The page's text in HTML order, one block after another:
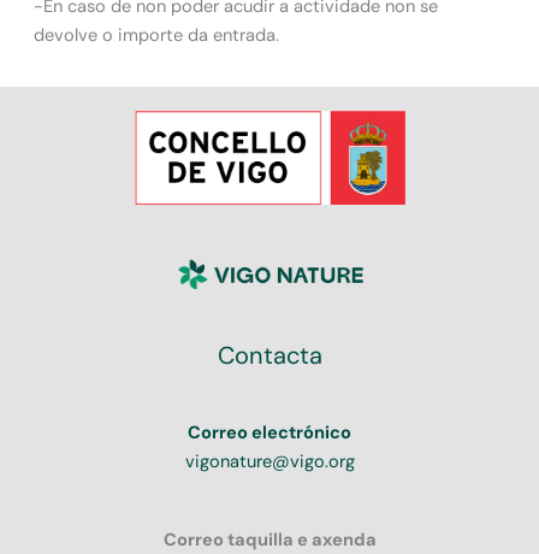
-En caso de non poder acudir a actividade non se
devolve o importe da entrada.
Contacta
Correo electrónico
vigonature@vigo.org
Correo taquilla e axenda